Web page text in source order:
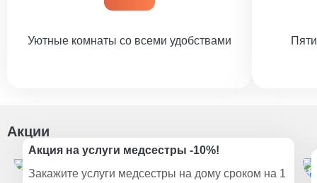
Уютные комнаты со всеми удобствами
Акции
Акция на услуги медсестры -10%!
Закажите услуги медсестры на дому сроком на 1